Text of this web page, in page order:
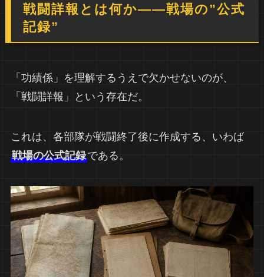
戦闘詳報とは何か――戦場の”公式
記録”
「功績係」を理解するうえで欠かせないのが、
「戦闘詳報」という存在だ。
これは、各部隊が戦闘終了後に作成する、いわば
戦場の公式記録である。